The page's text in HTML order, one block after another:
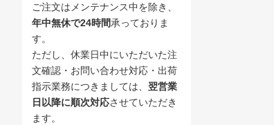
ご注文はメンテナンス中を除き、
年中無休で24時間承っておりま
す。
ただし、休業日中にいただいた注
文確認・お問い合わせ対応・出荷
指示業務につきましては、 翌営業
日以降に順次対応させていただき
ます。